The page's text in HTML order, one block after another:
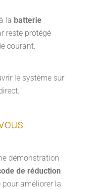
la batterie
reste protégé
courant.
le système sur
démonstration
de réduction
améliorer la